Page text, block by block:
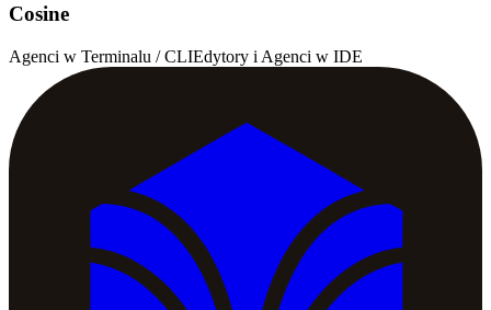
Cosine
Agenci w Terminalu / CLIEdytory i Agenci w IDE